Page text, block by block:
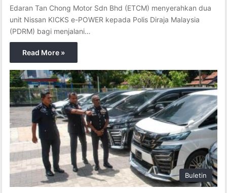
Edaran Tan Chong Motor Sdn Bhd (ETCM) menyerahkan dua
unit Nissan KICKS e-POWER kepada Polis Diraja Malaysia
(PDRM) bagi menjalani…
Read More »
Buletin